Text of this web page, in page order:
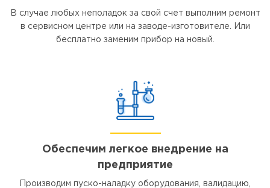
В случае любых неполадок за свой счет выполним ремонт
в сервисном центре или на заводе-изготовителе. Или
бесплатно заменим прибор на новый.
Обеспечим легкое внедрение на
предприятие
Производим пуско-наладку оборудования, валидацию,